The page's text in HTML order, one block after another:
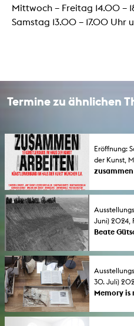
Mittwoch – Freitag 14.00 –
Samstag 13.00 – 17.00 Uhr
Termine zu ähnlichen
Eröffnung:
der Kunst,
Bei den
Juni) 2024,
Beate
Wien.
30. Juli)
Memory is
Die